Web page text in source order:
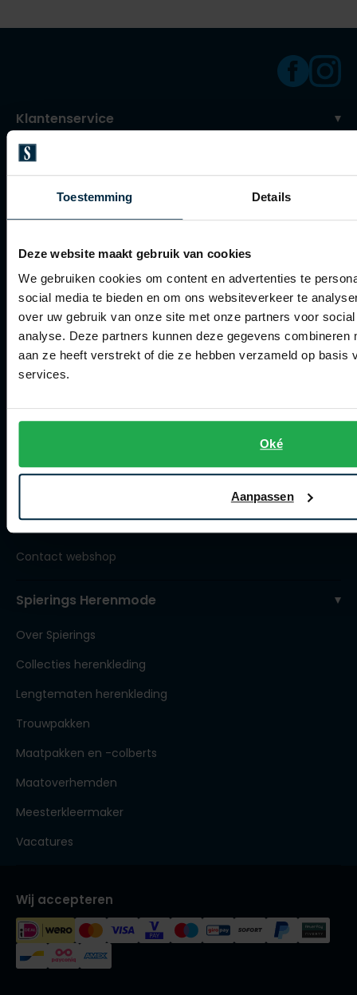
Toestemming Details
Deze website maakt gebruik van cookies
We gebruiken cookies om content en advertenties te
social media te bieden en om ons websiteverkeer te
over uw gebruik van onze site met onze partners voor
analyse. Deze partners kunnen deze gegevens combineren
aan ze heeft verstrekt of die ze hebben verzameld op basis
services.
Oké
Aanpassen
Klantenservice
Klantenservice
Verzenden
Retourneren
Klachtenafhandeling
Actievoorwaarden
Winkel
Contact webshop
Spierings Herenmode
Over Spierings
Collecties herenkleding
Lengtematen herenkleding
Trouwpakken
Maatpakken en -colberts
Maatoverhemden
Meesterkleermaker
Vacatures
Wij accepteren